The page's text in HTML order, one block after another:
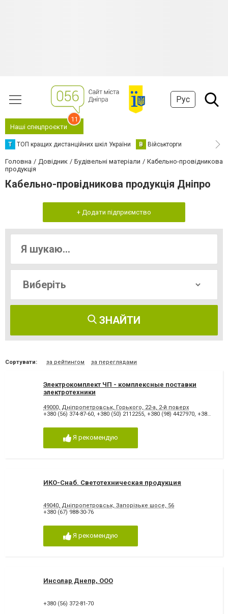
Рус
Наші спецпроєкти
11
Т ТОП кращих дистанційних шкіл України В Військторги
Головна Довідник Будівельні матеріали
Кабельно-провідникова
продукція
Кабельно-провідникова продукція Дніпро
+ Додати підприємство
ЗНАЙТИ
Сортувати: за рейтингом за переглядами
Электрокомплект ЧП - комплексные поставки
электротехники
49000, Дніпропетровськ, Горького, 22-а, 2-й поверх
+380 (56) 374-87-60, +380 (50) 2112255, +380 (98) 4427970, +380 (562) 3748760
Я рекомендую
ИКО-Снаб. Светотехническая продукция
49040, Дніпропетровськ, Запорізьке шосе, 56
+380 (67) 988-30-76
Я рекомендую
Инсолар Днепр, ООО
+380 (56) 372-81-70